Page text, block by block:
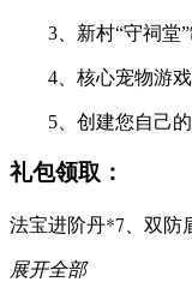
3、新村“守祠堂”
4、核心宠物游戏
5、创建您自己的
礼包领取：
法宝进阶丹*7、双防
展开全部